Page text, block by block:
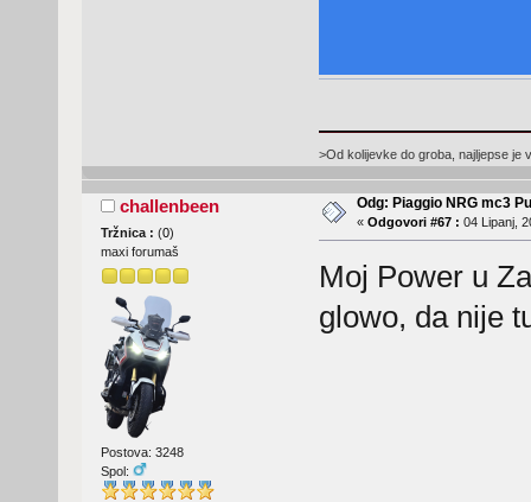
>Od kolijevke do groba, najljepse je
challenbeen
Tržnica : (0)
maxi forumaš
Postova: 3248
Spol:
Odg: Piaggio NRG mc3
« Odgovori #67 : 04 Lipanj,
Moj Power u
glowo, da nije